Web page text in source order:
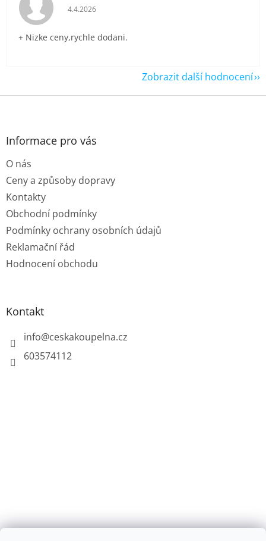
Hodnocení obchodu je 5 z 5 hvězdiček.
4.4.2026
+ Nizke ceny,rychle dodani.
Zobrazit další hodnocení
Z
Informace pro vás
O nás
Ceny a způsoby dopravy
Kontakty
Obchodní podmínky
Podmínky ochrany osobních údajů
Reklamační řád
Hodnocení obchodu
Kontakt
info@ceskakoupelna.cz
603574112